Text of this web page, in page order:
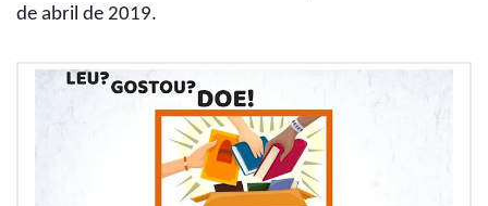
de abril de 2019.